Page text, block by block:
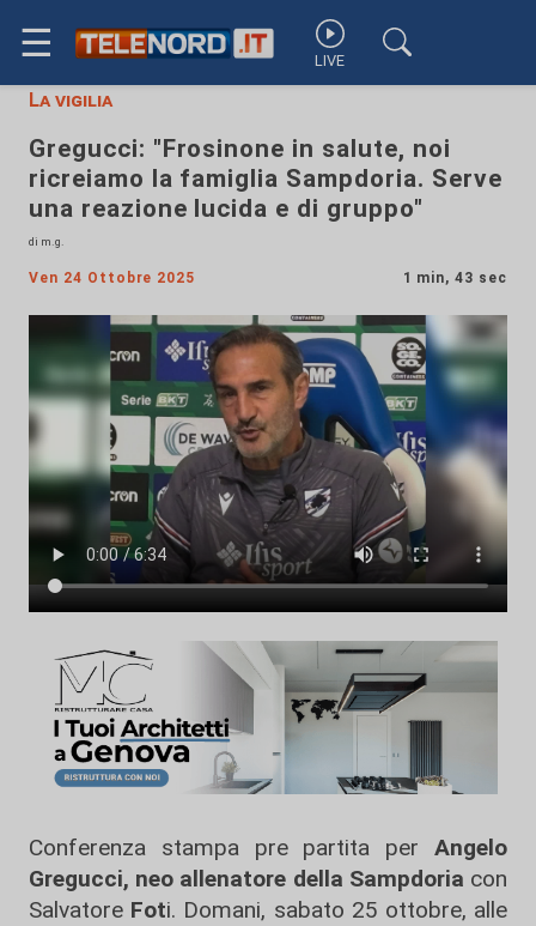
☰ LIVE
La vigilia
Gregucci: "Frosinone in salute, noi
ricreiamo la famiglia Sampdoria. Serve
una reazione lucida e di gruppo"
di m.g.
Ven 24 Ottobre 2025 1 min, 43 sec
Conferenza stampa pre partita per Angelo
Gregucci, neo allenatore della Sampdoria con
Salvatore Foti. Domani, sabato 25 ottobre, alle